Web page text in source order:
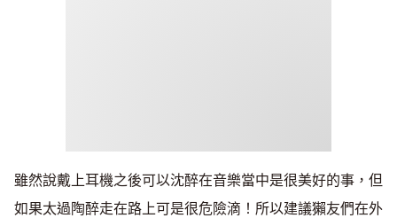
雖然說戴上耳機之後可以沈醉在音樂當中是很美好的事，但
如果太過陶醉走在路上可是很危險滴！所以建議獺友們在外